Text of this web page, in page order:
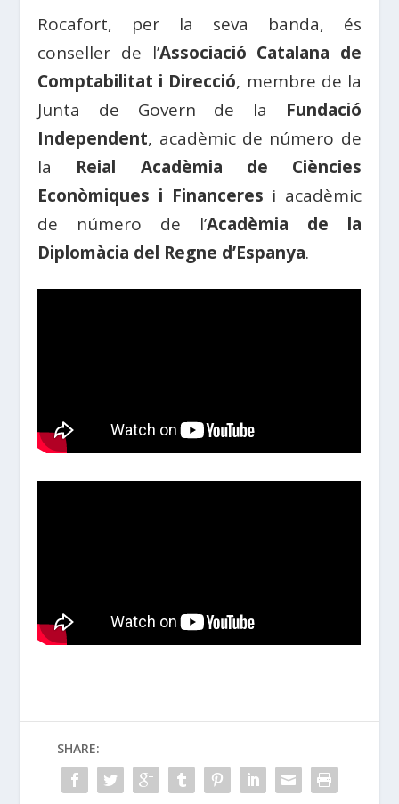
Rocafort, per la seva banda, és
conseller de l’Associació Catalana de
Comptabilitat i Direcció, membre de la
Junta de Govern de la Fundació
Independent, acadèmic de número de
la Reial Acadèmia de Ciències
Econòmiques i Financeres i acadèmic
de número de l’Acadèmia de la
Diplomàcia del Regne d’Espanya.
SHARE: